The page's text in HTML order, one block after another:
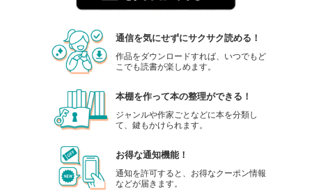
通信を気にせずにサクサク読める！
作品をダウンロードすれば、いつでもど
こでも読書が楽しめます。
本棚を作って本の整理ができる！
ジャンルや作家ごとなどに本を分類し
て、鍵もかけられます。
お得な通知機能！
通知を許可すると、お得なクーポン情報
などが届きます。